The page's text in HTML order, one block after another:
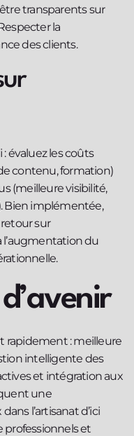
transparents sur
la
des clients.
évaluez les coûts
contenu, formation)
(meilleure visibilité,
Bien implémentée,
sur
l’augmentation du
rapidement : meilleure
intelligente des
et intégration aux
une
l’artisanat d’ici
professionnels et